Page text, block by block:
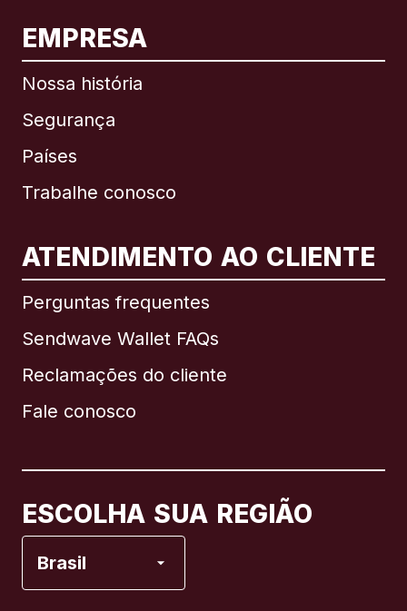
EMPRESA
Nossa história
Segurança
Países
Trabalhe conosco
ATENDIMENTO AO CLIENTE
Perguntas frequentes
Sendwave Wallet FAQs
Reclamações do cliente
Fale conosco
ESCOLHA SUA REGIÃO
Brasil
Internacional English
Brasil